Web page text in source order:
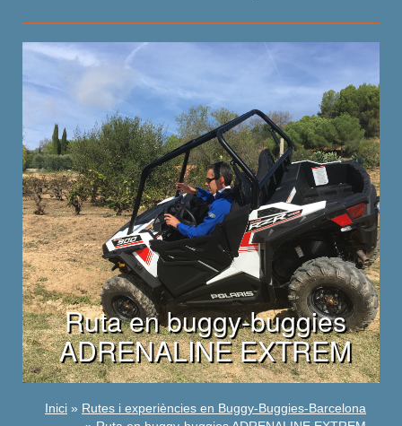
Ruta en buggy-buggies
ADRENALINE EXTREM
Inici » Rutes i experiències en Buggy-Buggies-Barcelona